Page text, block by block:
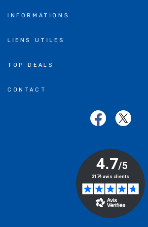
INFORMATIONS
LIENS UTILES
TOP DEALS
CONTACT